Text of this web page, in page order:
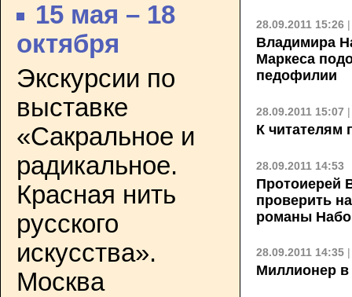
15 мая – 18
октября
Экскурсии по
выставке
«Сакральное и
радикальное.
Красная нить
русского
искусства».
Москва
28.09.2011 15:26
Владимира
Маркеса
педофилии
28.09.2011 15:07
К читателям
28.09.2011 14:53
Протоиерей
проверить
романы
28.09.2011 14:35
Миллионер в